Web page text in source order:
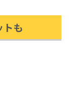
トも